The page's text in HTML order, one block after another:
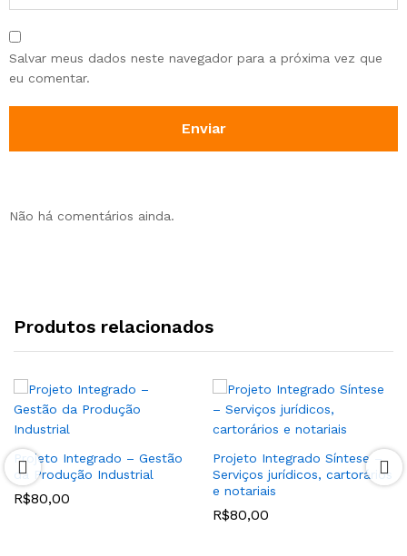
Salvar meus dados neste navegador para a próxima vez que
eu comentar.
Não há comentários ainda.
Produtos relacionados
Projeto Integrado – Gestão
da Produção Industrial
R$80,00
Projeto Integrado Síntese –
Serviços jurídicos, cartorários
e notariais
R$80,00